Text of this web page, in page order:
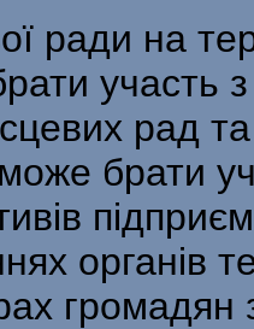
ради на
участь
рад
може брати
органів